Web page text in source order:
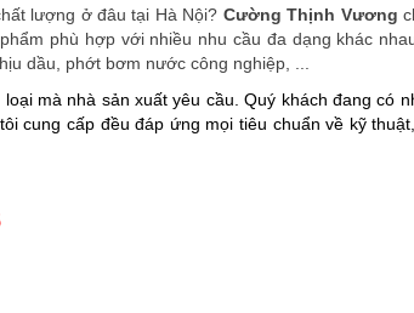
lượng ở đâu tại Hà Nội? Cường Thịnh Vương
phù hợp với nhiều nhu cầu đa dạng khác
dầu, phớt bơm nước công nghiệp, ...
mà nhà sản xuất yêu cầu. Quý khách đang có
cung cấp đều đáp ứng mọi tiêu chuẩn về kỹ